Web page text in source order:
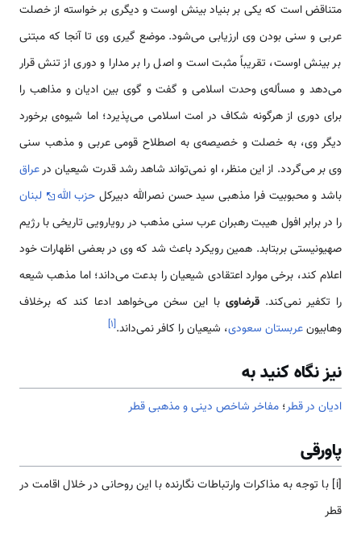
متناقض است که یکی بر بنیاد بینش اوست و دیگری بر خواسته از خصلت
عربی و سنی بودن وی ارزیابی می‌شود. موضع گیری وی تا آنجا که مبتنی
بر بینش اوست، تقریباً مثبت است و اصل را بر مدارا و دوری از تنش قرار
می‌دهد و مسأله‌ی وحدت اسلامی و گفت و گوی بین ادیان و مذاهب را
برای دوری از هرگونه شکاف در امت اسلامی می‌پذیرد؛ اما شیوه‌ی برخورد
دیگر وی، به خصلت و خصیصه‌ی به اصطلاح قومی عربی و مذهب سنی
وی بر می‌گردد. از این منظر، او نمی‌تواند شاهد رشد قدرت شیعیان درعراق
باشد و محبوبیت فرا مذهبی سید حسن نصرالله دبیرکل حزب الله
لبنان
را در برابر افول هیبت رهبران عرب سنی مذهب در رویارویی تاریخی با رژیم
صهیونیستی بربتابد. همین رویکرد باعث شد که وی در بعضی اظهارات خود
اعلام کند، برخی موارد اعتقادی شیعیان را بدعت می‌داند؛ اما مذهب شیعه
را تکفیر نمی‌کند. قرضاوی با این سخن می‌خواهد ادعا کند که برخلاف
وهابیونعربستان سعودی، شیعیان را کافر نمی‌داند.[۱]
نیز نگاه کنید به
ادیان در قطر؛ مفاخر شاخص دینی و مذهبی قطر
پاورقی
[i] با توجه به مذاکرات وارتباطات نگارنده با این روحانی در خلال اقامت در
قطر